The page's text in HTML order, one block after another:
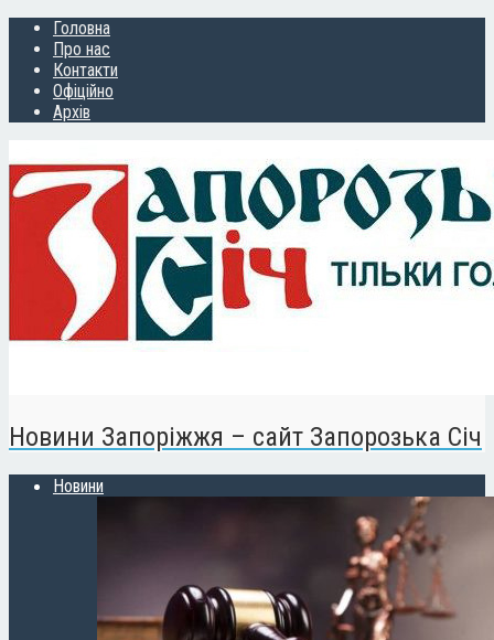
Головна
Про нас
Контакти
Офіційно
Архів
Новини Запоріжжя – сайт Запорозька Січ
Новини